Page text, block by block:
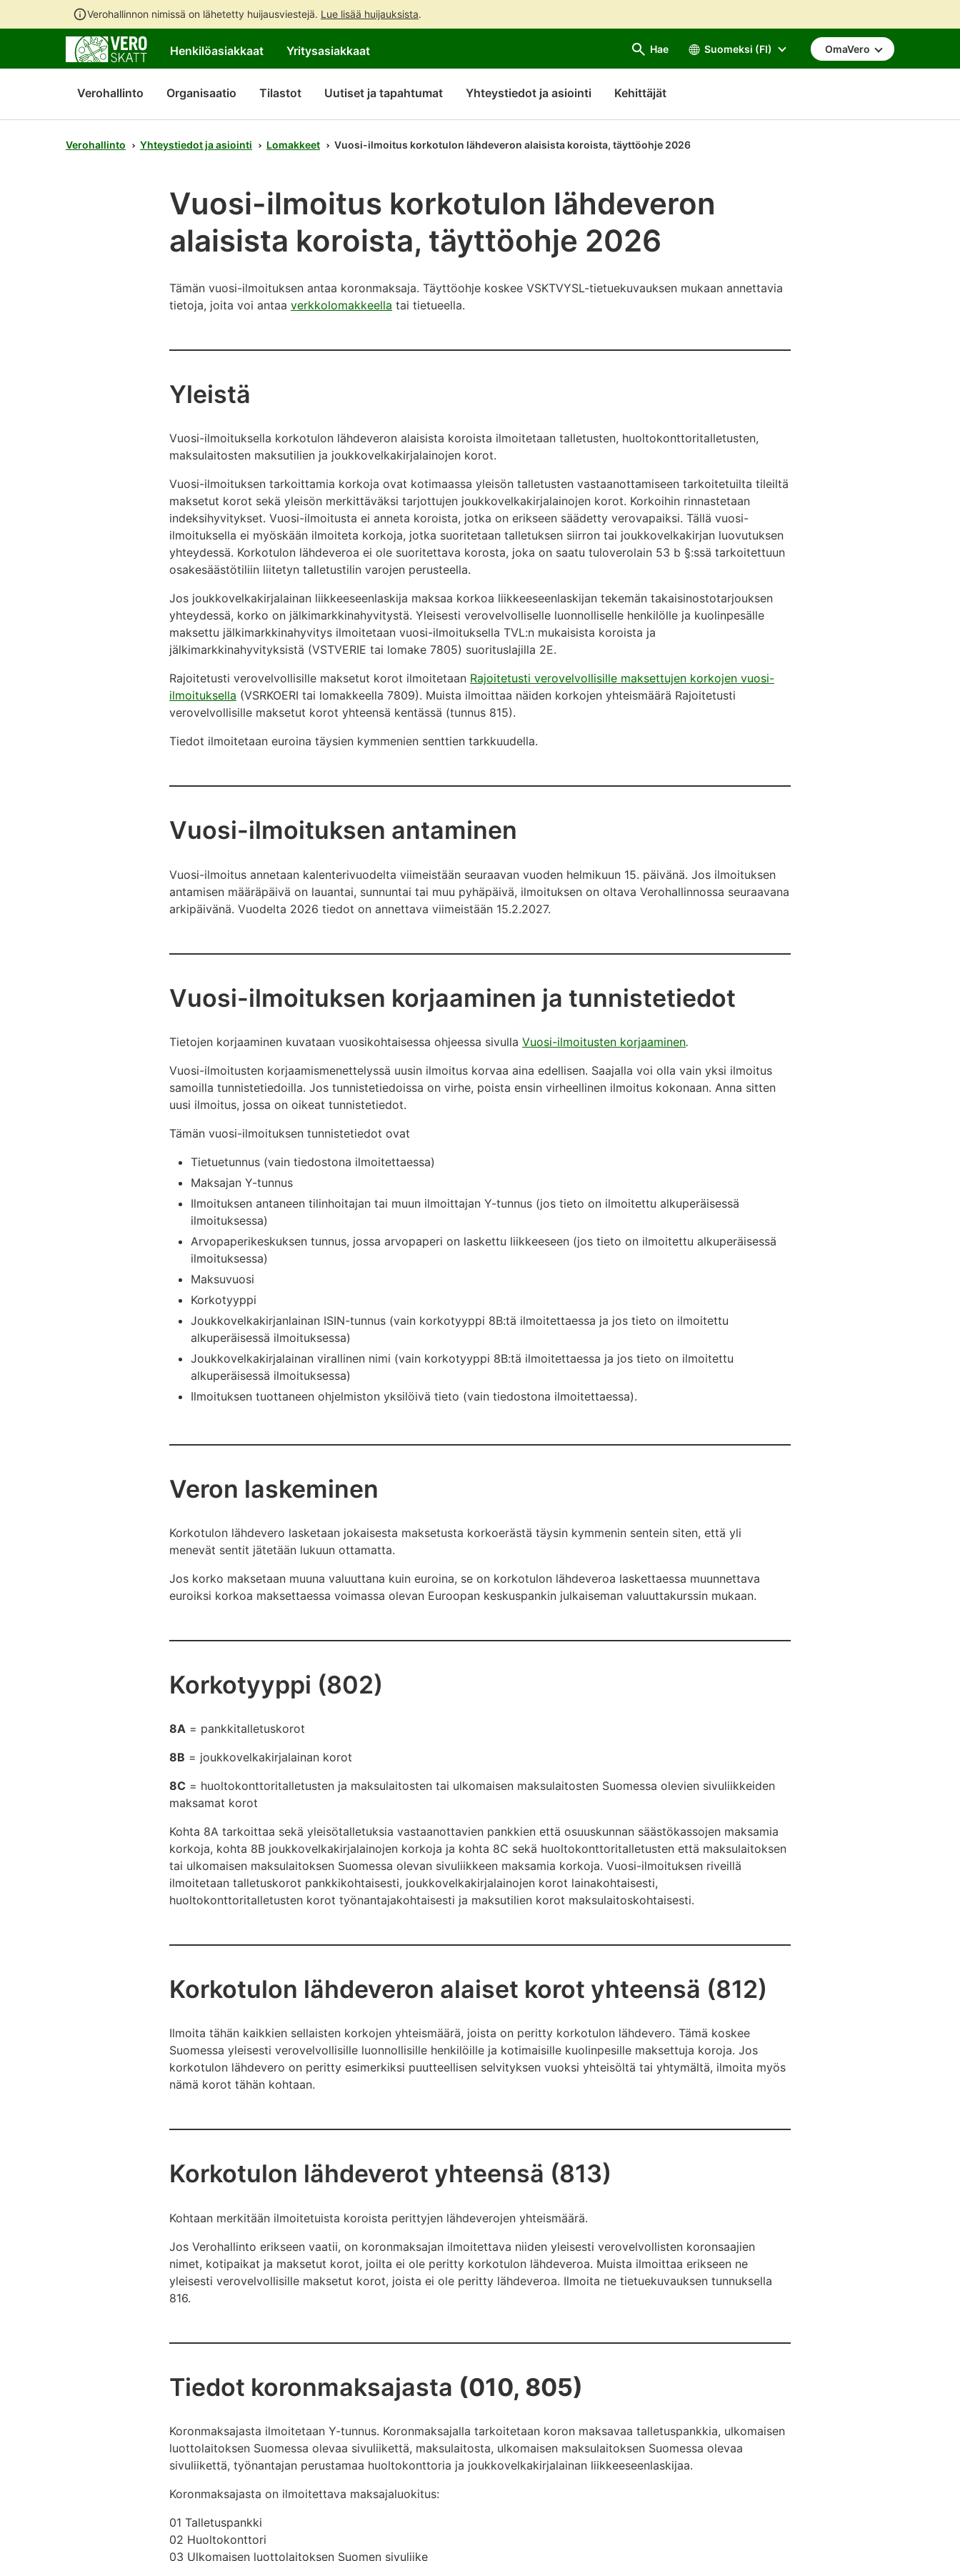
Verohallinnon nimissä on lähetetty huijausviestejä. Lue lisää huijauksista.
sisältöön
sivuston
hakuun
Henkilöasiakkaat Yritysasiakkaat Hae Suomeksi (FI) OmaVero
Verohallinto Organisaatio Tilastot Uutiset ja tapahtumat Yhteystiedot ja asiointi Kehittäjät
Verohallinto Yhteystiedot ja asiointi Lomakkeet Vuosi-ilmoitus korkotulon lähdeveron alaisista koroista, täyttöohje 2026
Vuosi-ilmoitus korkotulon lähdeveron
alaisista koroista, täyttöohje 2026
Tämän vuosi-ilmoituksen antaa koronmaksaja. Täyttöohje koskee VSKTVYSL-tietuekuvauksen mukaan annettavia
tietoja, joita voi antaa verkkolomakkeella tai tietueella.
Yleistä
Vuosi-ilmoituksella korkotulon lähdeveron alaisista koroista ilmoitetaan talletusten, huoltokonttoritalletusten,
maksulaitosten maksutilien ja joukkovelkakirjalainojen korot.
Vuosi-ilmoituksen tarkoittamia korkoja ovat kotimaassa yleisön talletusten vastaanottamiseen tarkoitetuilta tileiltä
maksetut korot sekä yleisön merkittäväksi tarjottujen joukkovelkakirjalainojen korot. Korkoihin rinnastetaan
indeksihyvitykset. Vuosi-ilmoitusta ei anneta koroista, jotka on erikseen säädetty verovapaiksi. Tällä vuosi-
ilmoituksella ei myöskään ilmoiteta korkoja, jotka suoritetaan talletuksen siirron tai joukkovelkakirjan luovutuksen
yhteydessä. Korkotulon lähdeveroa ei ole suoritettava korosta, joka on saatu tuloverolain 53 b §:ssä tarkoitettuun
osakesäästötiliin liitetyn talletustilin varojen perusteella.
Jos joukkovelkakirjalainan liikkeeseenlaskija maksaa korkoa liikkeeseenlaskijan tekemän takaisinostotarjouksen
yhteydessä, korko on jälkimarkkinahyvitystä. Yleisesti verovelvolliselle luonnolliselle henkilölle ja kuolinpesälle
maksettu jälkimarkkinahyvitys ilmoitetaan vuosi-ilmoituksella TVL:n mukaisista koroista ja
jälkimarkkinahyvityksistä (VSTVERIE tai lomake 7805) suorituslajilla 2E.
Rajoitetusti verovelvollisille maksetut korot ilmoitetaan Rajoitetusti verovelvollisille maksettujen korkojen vuosi-
ilmoituksella (VSRKOERI tai lomakkeella 7809). Muista ilmoittaa näiden korkojen yhteismäärä Rajoitetusti
verovelvollisille maksetut korot yhteensä kentässä (tunnus 815).
Tiedot ilmoitetaan euroina täysien kymmenien senttien tarkkuudella.
Vuosi-ilmoituksen antaminen
Vuosi-ilmoitus annetaan kalenterivuodelta viimeistään seuraavan vuoden helmikuun 15. päivänä. Jos ilmoituksen
antamisen määräpäivä on lauantai, sunnuntai tai muu pyhäpäivä, ilmoituksen on oltava Verohallinnossa seuraavana
arkipäivänä. Vuodelta 2026 tiedot on annettava viimeistään 15.2.2027.
Vuosi-ilmoituksen korjaaminen ja tunnistetiedot
Tietojen korjaaminen kuvataan vuosikohtaisessa ohjeessa sivulla Vuosi-ilmoitusten korjaaminen.
Vuosi-ilmoitusten korjaamismenettelyssä uusin ilmoitus korvaa aina edellisen. Saajalla voi olla vain yksi ilmoitus
samoilla tunnistetiedoilla. Jos tunnistetiedoissa on virhe, poista ensin virheellinen ilmoitus kokonaan. Anna sitten
uusi ilmoitus, jossa on oikeat tunnistetiedot.
Tämän vuosi-ilmoituksen tunnistetiedot ovat
Tietuetunnus (vain tiedostona ilmoitettaessa)
Maksajan Y-tunnus
Ilmoituksen antaneen tilinhoitajan tai muun ilmoittajan Y-tunnus (jos tieto on ilmoitettu alkuperäisessä
ilmoituksessa)
Arvopaperikeskuksen tunnus, jossa arvopaperi on laskettu liikkeeseen (jos tieto on ilmoitettu alkuperäisessä
ilmoituksessa)
Maksuvuosi
Korkotyyppi
Joukkovelkakirjanlainan ISIN-tunnus (vain korkotyyppi 8B:tä ilmoitettaessa ja jos tieto on ilmoitettu
alkuperäisessä ilmoituksessa)
Joukkovelkakirjalainan virallinen nimi (vain korkotyyppi 8B:tä ilmoitettaessa ja jos tieto on ilmoitettu
alkuperäisessä ilmoituksessa)
Ilmoituksen tuottaneen ohjelmiston yksilöivä tieto (vain tiedostona ilmoitettaessa).
Veron laskeminen
Korkotulon lähdevero lasketaan jokaisesta maksetusta korkoerästä täysin kymmenin sentein siten, että yli
menevät sentit jätetään lukuun ottamatta.
Jos korko maksetaan muuna valuuttana kuin euroina, se on korkotulon lähdeveroa laskettaessa muunnettava
euroiksi korkoa maksettaessa voimassa olevan Euroopan keskuspankin julkaiseman valuuttakurssin mukaan.
Korkotyyppi (802)
8A = pankkitalletuskorot
8B = joukkovelkakirjalainan korot
8C = huoltokonttoritalletusten ja maksulaitosten tai ulkomaisen maksulaitosten Suomessa olevien sivuliikkeiden
maksamat korot
Kohta 8A tarkoittaa sekä yleisötalletuksia vastaanottavien pankkien että osuuskunnan säästökassojen maksamia
korkoja, kohta 8B joukkovelkakirjalainojen korkoja ja kohta 8C sekä huoltokonttoritalletusten että maksulaitoksen
tai ulkomaisen maksulaitoksen Suomessa olevan sivuliikkeen maksamia korkoja. Vuosi-ilmoituksen riveillä
ilmoitetaan talletuskorot pankkikohtaisesti, joukkovelkakirjalainojen korot lainakohtaisesti,
huoltokonttoritalletusten korot työnantajakohtaisesti ja maksutilien korot maksulaitoskohtaisesti.
Korkotulon lähdeveron alaiset korot yhteensä (812)
Ilmoita tähän kaikkien sellaisten korkojen yhteismäärä, joista on peritty korkotulon lähdevero. Tämä koskee
Suomessa yleisesti verovelvollisille luonnollisille henkilöille ja kotimaisille kuolinpesille maksettuja koroja. Jos
korkotulon lähdevero on peritty esimerkiksi puutteellisen selvityksen vuoksi yhteisöltä tai yhtymältä, ilmoita myös
nämä korot tähän kohtaan.
Korkotulon lähdeverot yhteensä (813)
Kohtaan merkitään ilmoitetuista koroista perittyjen lähdeverojen yhteismäärä.
Jos Verohallinto erikseen vaatii, on koronmaksajan ilmoitettava niiden yleisesti verovelvollisten koronsaajien
nimet, kotipaikat ja maksetut korot, joilta ei ole peritty korkotulon lähdeveroa. Muista ilmoittaa erikseen ne
yleisesti verovelvollisille maksetut korot, joista ei ole peritty lähdeveroa. Ilmoita ne tietuekuvauksen tunnuksella
816.
Tiedot koronmaksajasta (010, 805)
Koronmaksajasta ilmoitetaan Y-tunnus. Koronmaksajalla tarkoitetaan koron maksavaa talletuspankkia, ulkomaisen
luottolaitoksen Suomessa olevaa sivuliikettä, maksulaitosta, ulkomaisen maksulaitoksen Suomessa olevaa
sivuliikettä, työnantajan perustamaa huoltokonttoria ja joukkovelkakirjalainan liikkeeseenlaskijaa.
Koronmaksajasta on ilmoitettava maksajaluokitus:
01 Talletuspankki
02 Huoltokonttori
03 Ulkomaisen luottolaitoksen Suomen sivuliike